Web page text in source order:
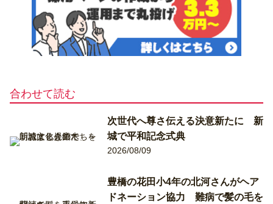
合わせて読む
次世代へ尊さ伝える決意新たに 新
城で平和記念式典
2026/08/09
豊橋の花田小4年の北河さんがヘア
ドネーション協力 難病で髪の毛を